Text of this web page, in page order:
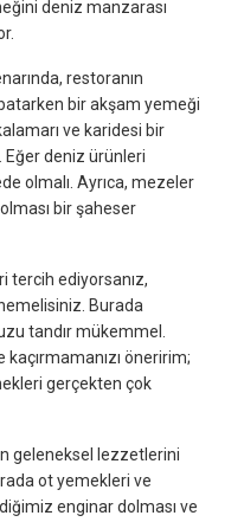
deniz manzarası
restoranın
bir akşam yemeği
ve karidesi bir
Eğer deniz ürünleri
olmalı. Ayrıca, mezeler
bir şaheser
tercih ediyorsanız,
Burada
tandır mükemmel.
kaçırmamanızı öneririm;
gerçekten çok
geleneksel lezzetlerini
ot yemekleri ve
enginar dolması ve